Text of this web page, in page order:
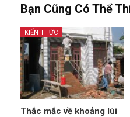
Bạn Cũng Có Thể
KIẾN THỨC
Thắc mắc về khoảng lùi